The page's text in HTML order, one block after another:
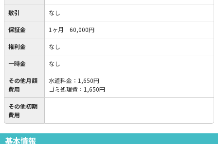
敷引 なし
保証金 1ヶ月 60,000円
権利金 なし
一時金 なし
その他月額
費用
水道料金 ： 1,650円
ゴミ処理費 ： 1,650円
その他初期
費用
基本情報